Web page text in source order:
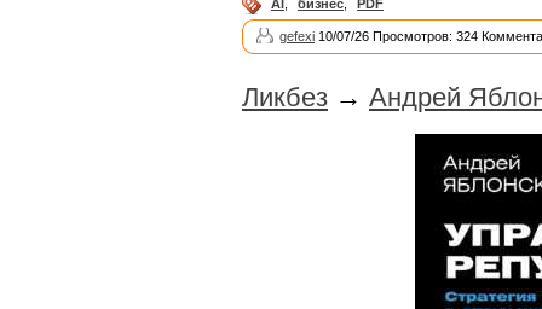
AI бизнес PDF
gefexi 10/07/26 Просмотров: 324
Ликбез → Андрей